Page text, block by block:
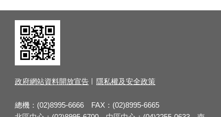
政府網站資料開放宣告 隱私權及安全政策
總機：(02)8995-6666 FAX：(02)8995-6665